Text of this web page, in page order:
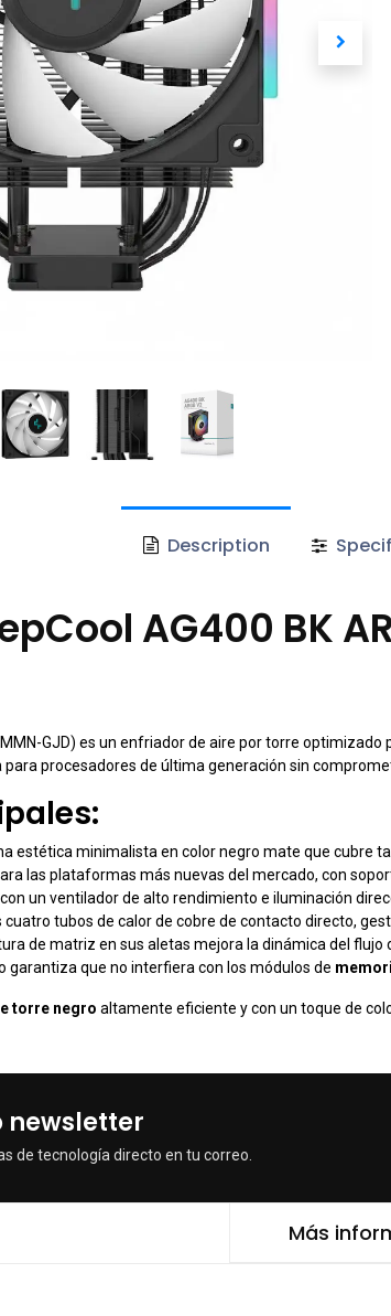
Description
AG400 BK
GJD) es un enfriador de aire por torre
procesadores de última generación sin
estética minimalista en color negro mate que cubre
las plataformas más nuevas del mercado, con
un ventilador de alto rendimiento e iluminación
cuatro tubos de calor de cobre de contacto directo,
de matriz en sus aletas mejora la dinámica del flujo
garantiza que no interfiera con los módulos de
torre negro altamente eficiente y con un toque de
newsletter
de tecnología directo en tu correo.
Más